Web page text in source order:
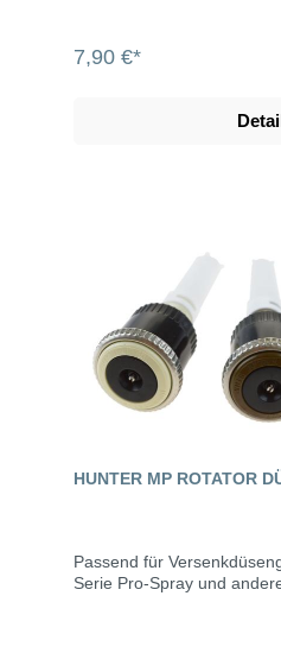
7,90 €*
HUNTER MP ROTATOR
Passend für
Serie Pro-Spray und